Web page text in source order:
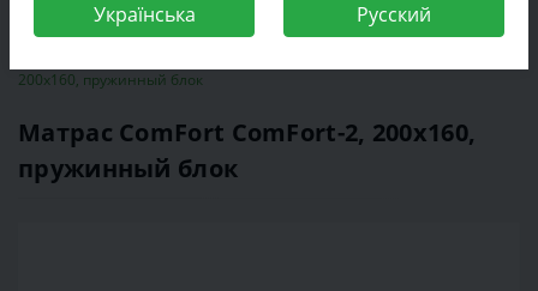
200x160, пружинный блок
Матрас ComFort ComFort-2, 200x160,
пружинный блок
Українська Русский